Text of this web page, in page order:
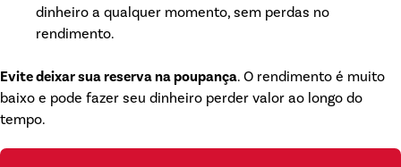
dinheiro a qualquer momento, sem perdas no
rendimento.
Evite deixar sua reserva na poupança. O rendimento é muito
baixo e pode fazer seu dinheiro perder valor ao longo do
tempo.